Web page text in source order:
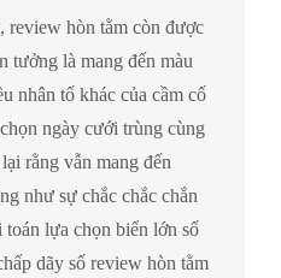
review hòn tằm còn được
tưởng là mang đến màu
nhân tố khác của cầm cố
ngày cưới trùng cùng
rằng vẫn mang đến
như sự chắc chắc chắn
lựa chọn biển lớn số
dãy số review hòn tằm